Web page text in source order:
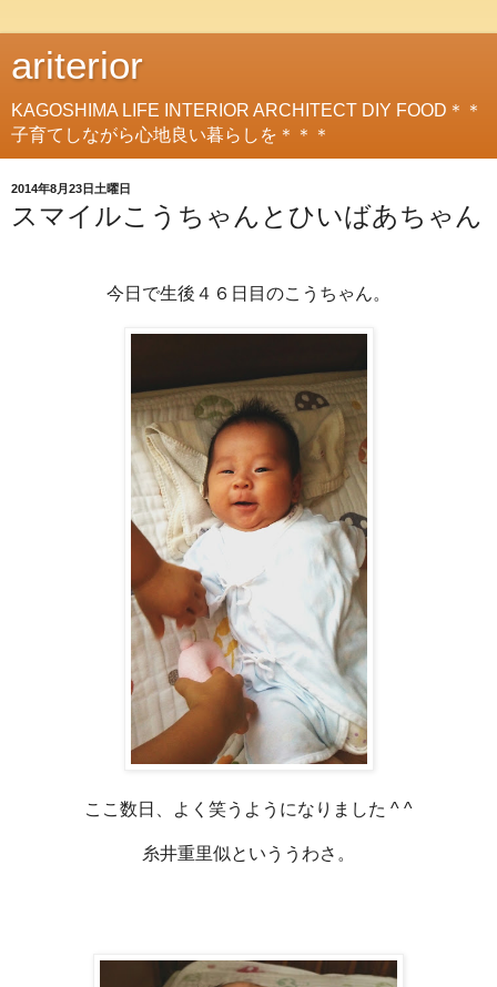
ariterior
KAGOSHIMA LIFE INTERIOR ARCHITECT DIY FOOD＊＊
子育てしながら心地良い暮らしを＊＊＊
2014年8月23日土曜日
スマイルこうちゃんとひいばあちゃん
今日で生後４６日目のこうちゃん。
ここ数日、よく笑うようになりました ^ ^
糸井重里似といううわさ。